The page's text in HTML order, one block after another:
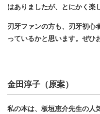
はありましたが、とにかく楽
刃牙ファンの方も、刃牙初心
っているかと思います。ぜひ
⾦⽥淳⼦（原案）
私の本は、板垣恵介先生の人